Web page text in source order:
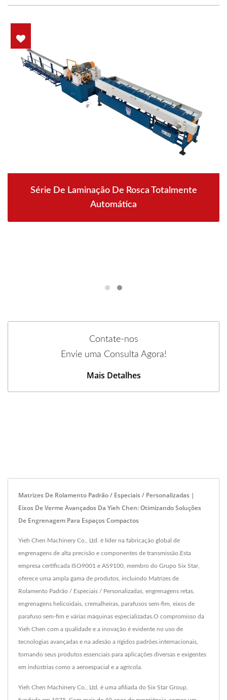
Série De Laminação De Rosca Totalmente
Automática
Contate-nos
Envie uma Consulta Agora!
Mais Detalhes
Matrizes De Rolamento Padrão / Especiais / Personalizadas |
Eixos De Verme Avançados Da Yieh Chen: Otimizando Soluções
De Engrenagem Para Espaços Compactos
Yieh Chen Machinery Co., Ltd. é líder na fabricação global de
engrenagens de alta precisão e componentes de transmissão.Esta
empresa certificada ISO9001 e AS9100, membro do Grupo Six Star,
oferece uma ampla gama de produtos, incluindo Matrizes de
Rolamento Padrão / Especiais / Personalizadas, engrenagens retas,
engrenagens helicoidais, cremalheiras, parafusos sem-fim, eixos de
parafuso sem-fim e várias máquinas especializadas.O compromisso da
Yieh Chen com a qualidade e a inovação é evidente no uso de
tecnologias avançadas e na adesão a rígidos padrões internacionais,
tornando seus produtos essenciais para aplicações diversas e exigentes
em indústrias como a aeroespacial e a agrícola.
Yieh Chen Machinery Co., Ltd. é uma afiliada do Six Star Group,